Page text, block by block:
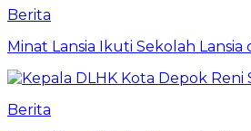
Berita
Minat Lansia Ikuti Sekolah Lansia
Berita